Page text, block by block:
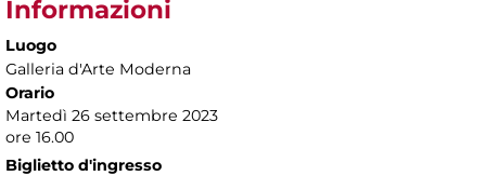
Informazioni
Luogo
Galleria d'Arte Moderna
Orario
Martedì 26 settembre 2023
ore 16.00
Biglietto d'ingresso